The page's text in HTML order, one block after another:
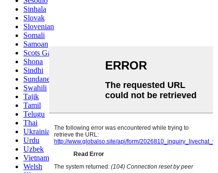
Sinhala
Slovak
Slovenian
Somali
Samoan
Scots Gaelic
Shona
Sindhi
Sundanese
Swahili
Tajik
Tamil
Telugu
Thai
Ukrainian
Urdu
Uzbek
Vietnamese
Welsh